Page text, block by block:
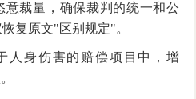
意裁量，确保裁判的统一和公
复原文"区别规定"。
人身伤害的赔偿项目中，增